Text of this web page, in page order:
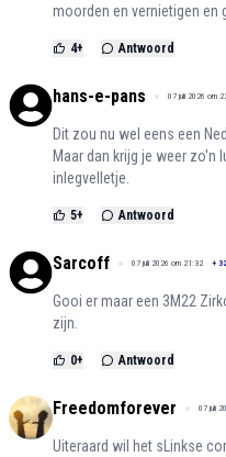
moorden en vernietigen en
4+ Antwoord
hans-e-pans 07 juli 2026 om
Dit zou nu wel eens een
Maar dan krijg je weer zo'n
inlegvelletje.
5+ Antwoord
Sarcoff 07 juli 2026 om 21:32 +
Gooi er maar een 3M22
zijn.
0+ Antwoord
Freedomforever 07 juli
Uiteraard wil het sLinkse